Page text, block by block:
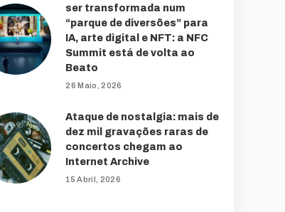
ser transformada num
“parque de diversões” para
IA, arte digital e NFT: a NFC
Summit está de volta ao
Beato
26 Maio, 2026
Ataque de nostalgia: mais de
dez mil gravações raras de
concertos chegam ao
Internet Archive
15 Abril, 2026